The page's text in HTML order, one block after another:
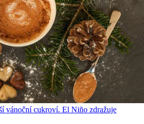
vánoční cukroví. El Niño zdražuje